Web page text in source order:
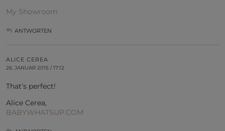
My Showroom
ANTWORTEN
ALICE CEREA
26. JANUAR 2015 / 17:12
That’s perfect!
Alice Cerea,
BABYWHATSUP.COM